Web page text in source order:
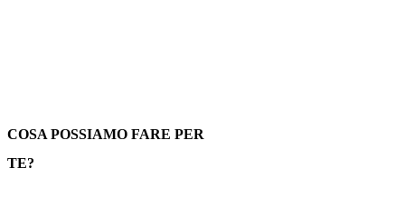
COSA POSSIAMO FARE PER
TE?